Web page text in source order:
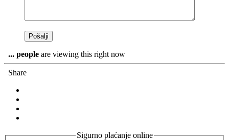
... people are viewing this right now
Share
Sigurno plaćanje online